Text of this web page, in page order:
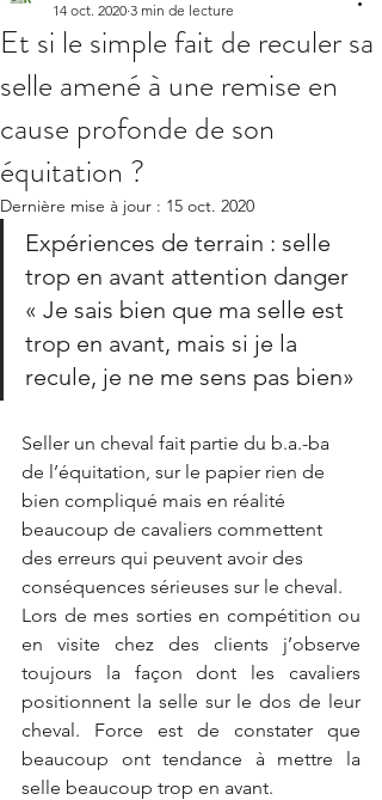
Et si le simple fait de reculer sa
selle amené à une remise en
cause profonde de son
équitation ?
14 oct. 2020 3 min de lecture
Dernière mise à jour : 15 oct. 2020
Expériences de terrain : selle
trop en avant attention danger
« Je sais bien que ma selle est
trop en avant, mais si je la
recule, je ne me sens pas bien»
Seller un cheval fait partie du b.a.-ba
de l’équitation, sur le papier rien de
bien compliqué mais en réalité
beaucoup de cavaliers commettent
des erreurs qui peuvent avoir des
conséquences sérieuses sur le cheval.
Lors de mes sorties en compétition ou
en visite chez des clients j’observe
toujours la façon dont les cavaliers
positionnent la selle sur le dos de leur
cheval. Force est de constater que
beaucoup ont tendance à mettre la
selle beaucoup trop en avant.